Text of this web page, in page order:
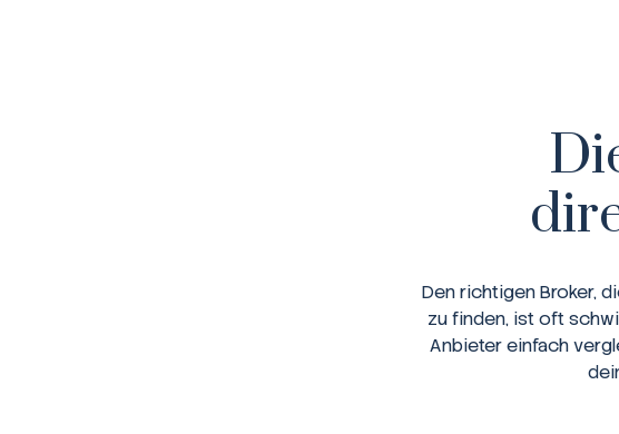
Den richtigen Broker,
zu finden, ist oft
Anbieter einfach